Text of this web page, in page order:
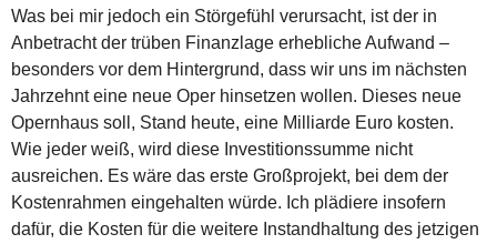
Was bei mir jedoch ein Störgefühl verursacht, ist der in
Anbetracht der trüben Finanzlage erhebliche Aufwand –
besonders vor dem Hintergrund, dass wir uns im nächsten
Jahrzehnt eine neue Oper hinsetzen wollen. Dieses neue
Opernhaus soll, Stand heute, eine Milliarde Euro kosten.
Wie jeder weiß, wird diese Investitionssumme nicht
ausreichen. Es wäre das erste Großprojekt, bei dem der
Kostenrahmen eingehalten würde. Ich plädiere insofern
dafür, die Kosten für die weitere Instandhaltung des jetzigen